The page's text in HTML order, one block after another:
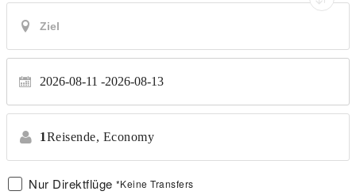
2026-08-11 2026-08-13
1Reisende, Economy
Nur Direktflüge *Keine Transfers